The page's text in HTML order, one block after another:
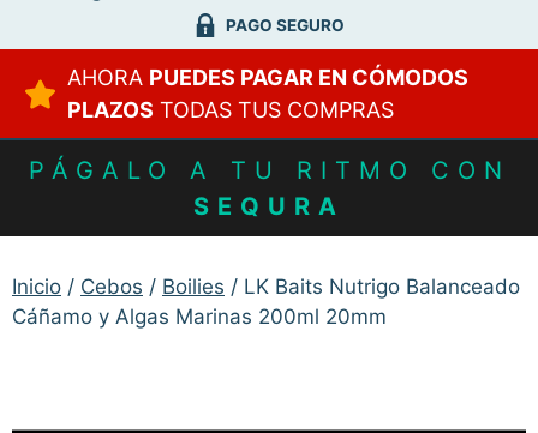
PAGO SEGURO
AHORA PUEDES PAGAR EN CÓMODOS
PLAZOS TODAS TUS COMPRAS
PÁGALO A TU RITMO CON
SEQURA
Inicio / Cebos / Boilies / LK Baits Nutrigo Balanceado
Cáñamo y Algas Marinas 200ml 20mm